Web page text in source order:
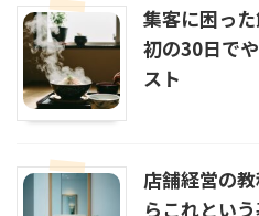
集客に困っ
初の30日で
スト
店舗経営の
らこれとい